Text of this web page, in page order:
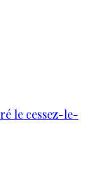
le cessez-le-